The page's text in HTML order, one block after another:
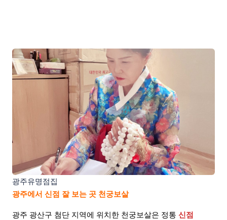
광주유명점집
광주에서 신점 잘 보는 곳 천궁보살
광주 광산구 첨단 지역에 위치한 천궁보살은 정통 신점